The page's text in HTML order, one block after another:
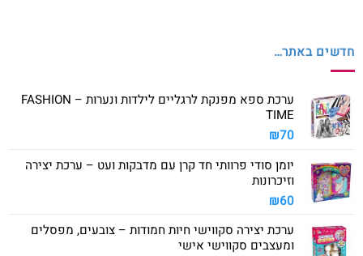
חדשים באתר…
ערכת ספא מפנקת לרגליים לילדות ונערות – FASHION
TIME
₪70
יומן סודי פרוותי חד קרן עם מדבקות ועט – ערכת יצירה
וזיכרונות
₪60
ערכת יצירה סקווישי חיות חמודות – צובעים, מפסלים
ומעצבים סקווישי אישי